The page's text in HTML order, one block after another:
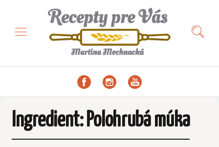
Ingredient: Polohrubá múka